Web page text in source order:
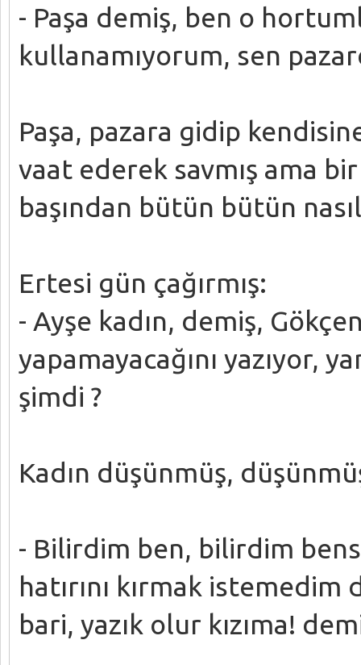
- Paşa demiş, ben o
kullanamıyorum, sen
Paşa, pazara gidip
vaat ederek savmış ama
başından bütün bütün
Ertesi gün çağırmış:
- Ayşe kadın, demiş,
yapamayacağını yazıyor,
şimdi ?
Kadın düşünmüş,
- Bilirdim ben, bilirdim
hatırını kırmak
bari, yazık olur kızıma!